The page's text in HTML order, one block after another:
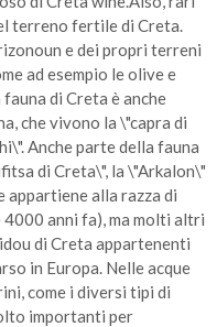
terreno fertile di Creta.
e dei propri terreni
ad esempio le olive e
di Creta è anche
che vivono la \"capra di
Anche parte della fauna
di Creta\", la \"Arkalon\"
appartiene alla razza di
anni fa), ma molti altri
di Creta appartenenti
in Europa. Nelle acque
come i diversi tipi di
importanti per